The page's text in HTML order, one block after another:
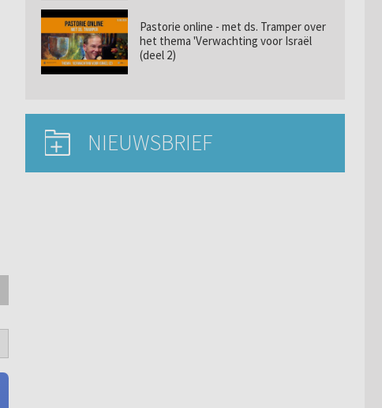
Pastorie online - met ds. Tramper over
het thema 'Verwachting voor Israël
(deel 2)
NIEUWSBRIEF